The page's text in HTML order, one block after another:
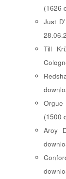
(1626
Just
Till
Orgue
(1500
Aroy